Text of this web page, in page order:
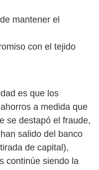
mantener el
con el tejido
es que los
a medida que
se destapó el fraude,
salido del banco
de capital),
continúe siendo la